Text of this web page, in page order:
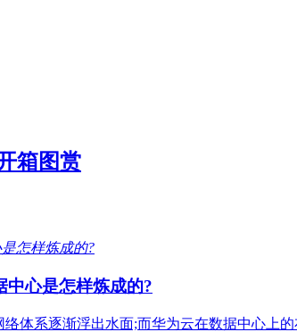
箱图赏
中心是怎样炼成的?
体系逐渐浮出水面;而华为云在数据中心上